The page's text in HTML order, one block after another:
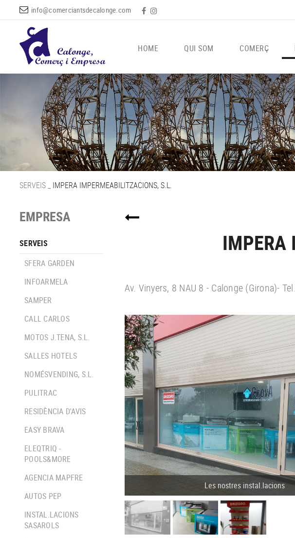
info@comerciantsdecalonge.com
HOME QUI SOM COMERÇ
SERVEIS IMPERA IMPERMEABILITZACIONS, S.L.
EMPRESA
SERVEIS
SFERA GARDEN
INFOARMELA
SAMPER
CALL CARLOS
MOTOS J.TENA, S.L.
SALLES HOTELS
NOMÉSVENDING, S.L.
PULITRAC
RESIDÈNCIA D'AVIS
EASY BRAVA
ELEQTRIQ -
POOLS&MORE
AGENCIA MAPFRE
AUTOS PEP
INSTAL.LACIONS
SASAROLS
IMPERA
Av. Vinyers, 8 NAU 8 - Calonge (Girona)-
Les nostres instal.lacions